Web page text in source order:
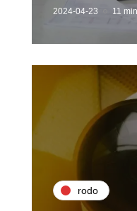
2024-04-23 11
rodo